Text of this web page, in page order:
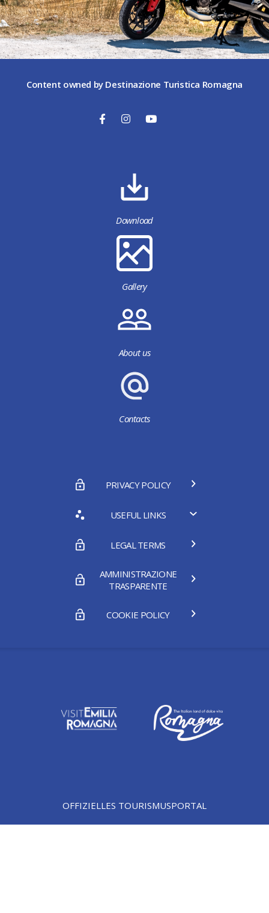
Content owned by Destinazione Turistica Romagna
Download
Gallery
About us
Contacts
PRIVACY POLICY
USEFUL LINKS
LEGAL TERMS
AMMINISTRAZIONE
TRASPARENTE
COOKIE POLICY
OFFIZIELLES TOURISMUSPORTAL